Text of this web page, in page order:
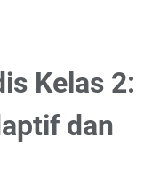
Kelas 2:
dan